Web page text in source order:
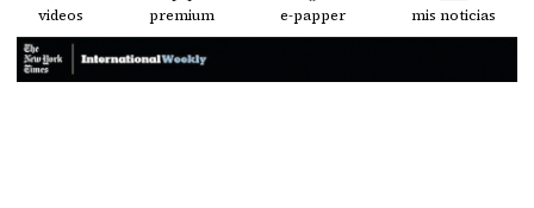
videos premium e-papper mis noticias